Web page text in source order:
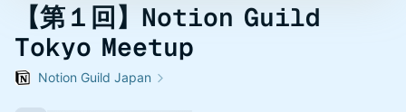
【第１回】Notion Guild
Tokyo Meetup
Notion Guild Japan